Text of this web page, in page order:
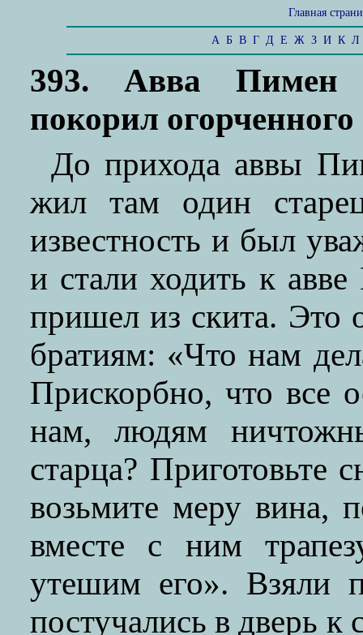
Главная
А Б В Г Д Е Ж З И К Л
393. Авва Пимен
покорил огорченного
До прихода аввы
жил там один
известность и был
и стали ходить к
пришел из скита. Это
братиям: «Что нам
Прискорбно, что все
нам, людям
старца?
возьмите меру вина,
вместе с ним
утешим его». Взяли
постучались в дверь к